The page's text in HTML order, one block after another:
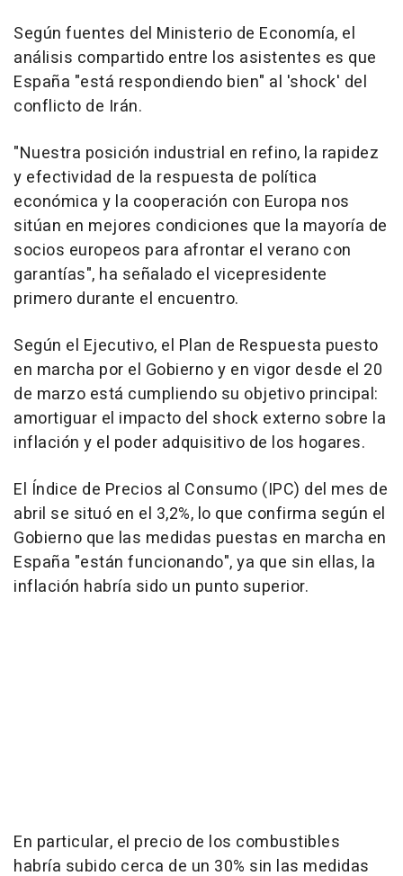
Según fuentes del Ministerio de Economía, el
análisis compartido entre los asistentes es que
España "está respondiendo bien" al 'shock' del
conflicto de Irán.
"Nuestra posición industrial en refino, la rapidez
y efectividad de la respuesta de política
económica y la cooperación con Europa nos
sitúan en mejores condiciones que la mayoría de
socios europeos para afrontar el verano con
garantías", ha señalado el vicepresidente
primero durante el encuentro.
Según el Ejecutivo, el Plan de Respuesta puesto
en marcha por el Gobierno y en vigor desde el 20
de marzo está cumpliendo su objetivo principal:
amortiguar el impacto del shock externo sobre la
inflación y el poder adquisitivo de los hogares.
El Índice de Precios al Consumo (IPC) del mes de
abril se situó en el 3,2%, lo que confirma según el
Gobierno que las medidas puestas en marcha en
España "están funcionando", ya que sin ellas, la
inflación habría sido un punto superior.
En particular, el precio de los combustibles
habría subido cerca de un 30% sin las medidas